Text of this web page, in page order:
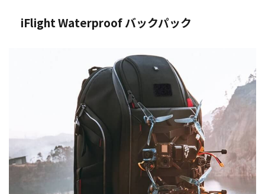
iFlight Waterproof バックパック